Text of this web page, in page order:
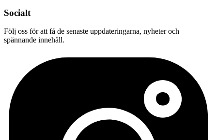
Socialt
Följ oss för att få de senaste uppdateringarna, nyheter och
spännande innehåll.